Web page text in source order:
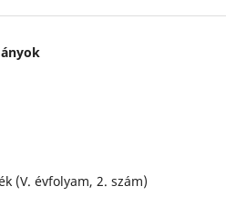
(V. évfolyam, 2. szám)